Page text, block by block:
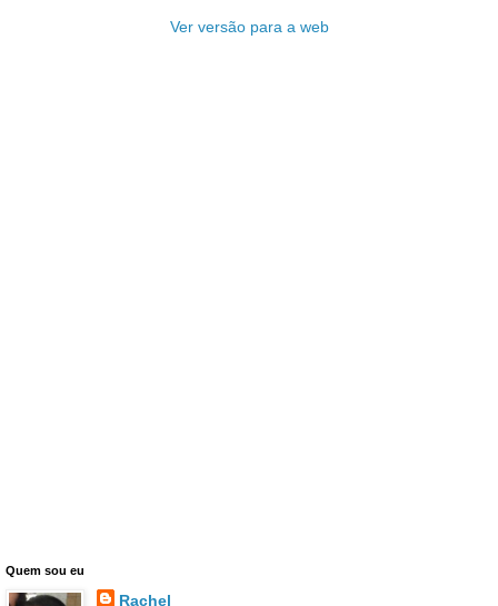
Ver versão para a web
Quem sou eu
Rachel